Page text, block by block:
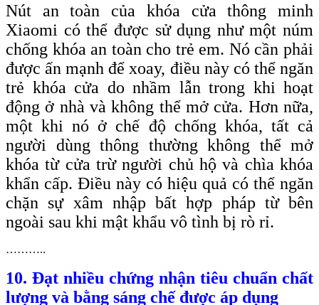
Nút an toàn của khóa cửa thông minh
Xiaomi có thể được sử dụng như một núm
chống khóa an toàn cho trẻ em. Nó cần phải
được ấn mạnh để xoay, điều này có thể ngăn
trẻ khóa cửa do nhầm lẫn trong khi hoạt
động ở nhà và không thể mở cửa. Hơn nữa,
một khi nó ở chế độ chống khóa, tất cả
người dùng thông thường không thể mở
khóa từ cửa trừ người chủ hộ và chìa khóa
khẩn cấp. Điều này có hiệu quả có thể ngăn
chặn sự xâm nhập bất hợp pháp từ bên
ngoài sau khi mật khẩu vô tình bị rò rỉ.
………..
10. Đạt nhiều chứng nhận tiêu chuẩn chất
lượng và bằng sáng chế được áp dụng